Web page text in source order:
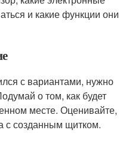
и какие функции они
с вариантами, нужно
о том, как будет
месте. Оценивайте,
с созданным щитком.